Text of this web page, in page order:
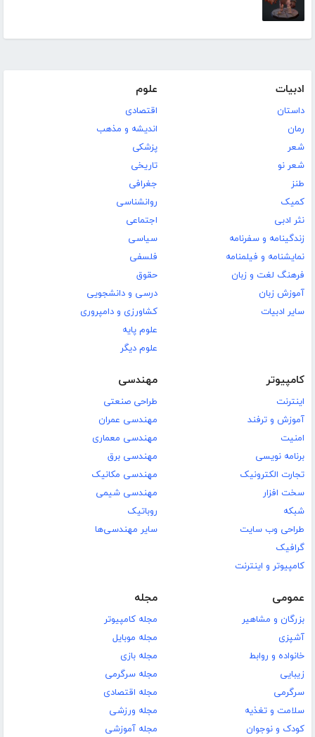
ادبیات
داستان
رمان
شعر
شعر نو
طنز
کمیک
نثر ادبی
زندگینامه و سفرنامه
نمایشنامه و فیلمنامه
فرهنگ لغت و زبان
آموزش زبان
سایر ادبیات
علوم
اقتصادی
اندیشه و مذهب
پزشکی
تاریخی
جغرافی
روانشناسی
اجتماعی
سیاسی
فلسفی
حقوق
درسی و دانشجویی
کشاورزی و دامپروری
علوم پایه
علوم دیگر
کامپیوتر
اینترنت
آموزش و ترفند
امنیت
برنامه نویسی
تجارت الکترونیک
سخت افزار
شبکه
طراحی وب سایت
گرافیک
کامپیوتر و اینترنت
مهندسی
طراحی صنعتی
مهندسی عمران
مهندسی معماری
مهندسی برق
مهندسی مکانیک
مهندسی شیمی
روباتیک
سایر مهندسی‌ها
عمومی
بزرگان و مشاهیر
آشپزی
خانواده و روابط
زیبایی
سرگرمی
سلامت و تغذیه
کودک و نوجوان
مجله
مجله کامپیوتر
مجله موبایل
مجله بازی
مجله سرگرمی
مجله اقتصادی
مجله ورزشی
مجله آموزشی